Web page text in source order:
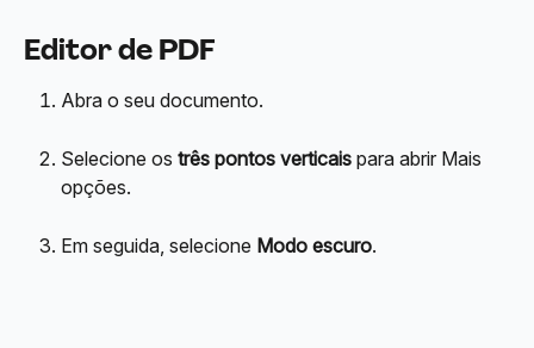
Editor de PDF
Abra o seu documento.
Selecione os três pontos verticais para abrir Mais
opções.
Em seguida, selecione Modo escuro.